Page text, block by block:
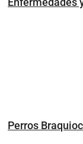
Perros